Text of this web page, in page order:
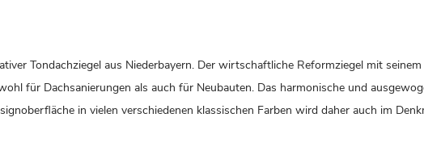
Tondachziegel aus Niederbayern. Der wirtschaftliche Reformziegel mit
für Dachsanierungen als auch für Neubauten. Das harmonische und
in vielen verschiedenen klassischen Farben wird daher auch im